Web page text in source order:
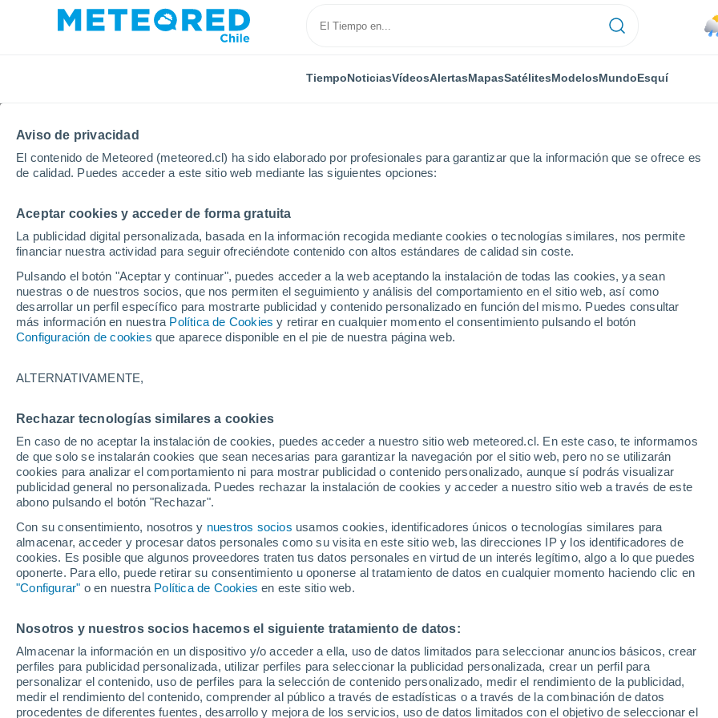
Aviso de privacidad
El contenido de Meteored (meteored.cl) ha sido elaborado por profesionales para garantizar que la información que se ofrece es
de calidad. Puedes acceder a este sitio web mediante las siguientes opciones:
Aceptar cookies y acceder de forma gratuita
La publicidad digital personalizada, basada en la información recogida mediante cookies o tecnologías similares, nos permite
financiar nuestra actividad para seguir ofreciéndote contenido con altos estándares de calidad sin coste.
Pulsando el botón "Aceptar y continuar", puedes acceder a la web aceptando la instalación de todas las cookies, ya sean
nuestras o de nuestros socios, que nos permiten el seguimiento y análisis del comportamiento en el sitio web, así como
desarrollar un perfil específico para mostrarte publicidad y contenido personalizado en función del mismo. Puedes consultar
más información en nuestra Política de Cookies y retirar en cualquier momento el consentimiento pulsando el botón
Configuración de cookies que aparece disponible en el pie de nuestra página web.
ALTERNATIVAMENTE,
Rechazar tecnologías similares a cookies
En caso de no aceptar la instalación de cookies, puedes acceder a nuestro sitio web meteored.cl. En este caso, te informamos
de que solo se instalarán cookies que sean necesarias para garantizar la navegación por el sitio web, pero no se utilizarán
cookies para analizar el comportamiento ni para mostrar publicidad o contenido personalizado, aunque sí podrás visualizar
publicidad general no personalizada. Puedes rechazar la instalación de cookies y acceder a nuestro sitio web a través de este
abono pulsando el botón "Rechazar".
Con su consentimiento, nosotros y nuestros socios usamos cookies, identificadores únicos o tecnologías similares para
almacenar, acceder y procesar datos personales como su visita en este sitio web, las direcciones IP y los identificadores de
cookies. Es posible que algunos proveedores traten tus datos personales en virtud de un interés legítimo, algo a lo que puedes
oponerte. Para ello, puede retirar su consentimiento u oponerse al tratamiento de datos en cualquier momento haciendo clic en
"Configurar" o en nuestra Política de Cookies en este sitio web.
Nosotros y nuestros socios hacemos el siguiente tratamiento de datos:
Almacenar la información en un dispositivo y/o acceder a ella, uso de datos limitados para seleccionar anuncios básicos, crear
perfiles para publicidad personalizada, utilizar perfiles para seleccionar la publicidad personalizada, crear un perfil para
personalizar el contenido, uso de perfiles para la selección de contenido personalizado, medir el rendimiento de la publicidad,
medir el rendimiento del contenido, comprender al público a través de estadísticas o a través de la combinación de datos
procedentes de diferentes fuentes, desarrollo y mejora de los servicios, uso de datos limitados con el objetivo de seleccionar el
TiempoNoticiasVídeosAlertasMapasSatélitesModelosMundoEsquí
Inicio Modelos Modelos Ecuador - ECMWF América Sur - Lat(+10..-30)
Modelos de predicción numérica
PRES. | V > 10 |
NUB. | PREC. 6H |
PRECIPITACIÓN
ACUMULADA
NIEVE
ACUMULADA
TEMPERATURA
2M
GEOP. 850 HPA |
GEOP. 500 HPA |
VIENTO 10M |
Ecuador
ECMWF América Sur -
Lat(+10..-30)
ECMWF América Sur -
GFS América Sur -
Lat(+10..-30)
GFS América Sur -